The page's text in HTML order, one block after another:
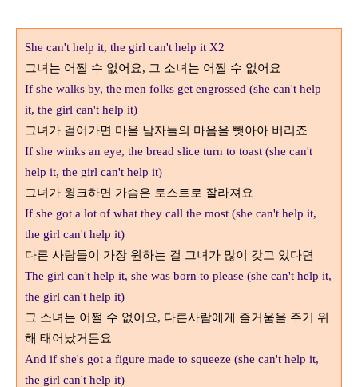
She can't help it, the girl can't help it X2
그녀는 어쩔 수 없어요, 그 소녀는 어쩔 수 없어요
If she walks by, the men folks get engrossed (she can't help
it, the girl can't help it)
그녀가 걸어가면 마을 남자들의 마음을 뺏아아 버리죠
If she winks an eye, the bread slice turn to toast (she can't
help it, the girl can't help it)
그녀가 윙크하면 가슴은 토스트로 잘라져요
If she got a lot of what they call the most (she can't help it,
the girl can't help it)
다른 사람들이 가장 원하는 걸 그녀가 많이 갖고 있다면
The girl can't help it, she was born to please (she can't help it,
the girl can't help it)
그 소녀는 어쩔 수 없어요, 다른사람에게 즐거움을 주기 위
해 태어났거든요
And if she's got a figure made to squeeze (she can't help it,
the girl can't help it)